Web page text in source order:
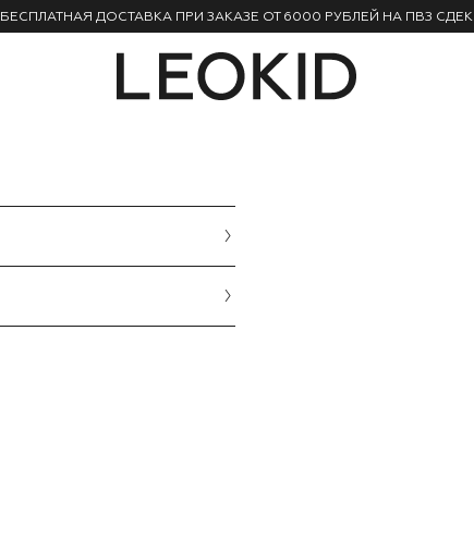
БЕСПЛАТНАЯ ДОСТАВКА ПРИ ЗАКАЗЕ ОТ 6000 РУБЛЕЙ НА ПВЗ СДЕК